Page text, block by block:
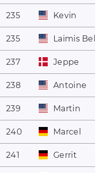
235 Kevin
235 Laimis
237 Jeppe
238 Antoine
239 Martin
240 Marcel
241 Gerrit